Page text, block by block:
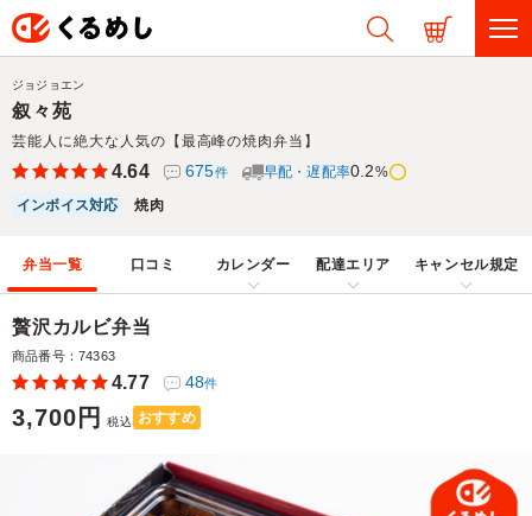
叙々苑
芸能人に絶大な人気の【最高峰の焼肉弁当】
ジョジョエン
4.64 675件 早配・遅配率0.2%
インボイス対応
焼肉
弁当一覧 口コミ カレンダー 配達エリア キャンセル規定
贅沢カルビ弁当
商品番号：74363
4.77 48件
3,700円 税込 おすすめ